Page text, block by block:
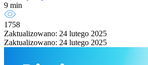
9 min
1758
Zaktualizowano: 24 lutego 2025
Zaktualizowano: 24 lutego 2025